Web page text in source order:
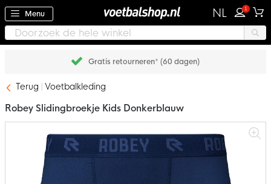
Menu NL 1
Gratis retourneren* (60 dagen)
Terug Voetbalkleding
afbeeldingen-
Robey Slidingbroekje Kids Donkerblauw